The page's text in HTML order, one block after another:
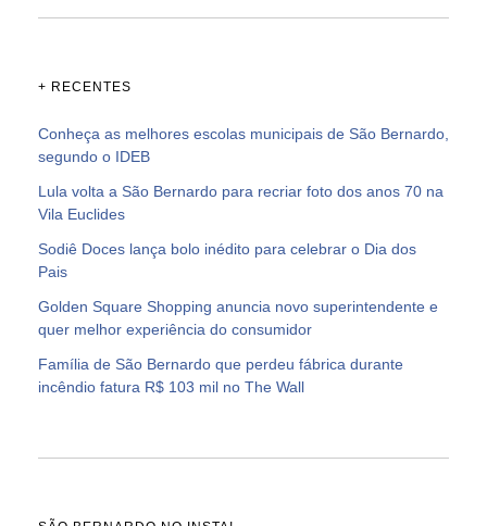
+ RECENTES
Conheça as melhores escolas municipais de São Bernardo,
segundo o IDEB
Lula volta a São Bernardo para recriar foto dos anos 70 na
Vila Euclides
Sodiê Doces lança bolo inédito para celebrar o Dia dos
Pais
Golden Square Shopping anuncia novo superintendente e
quer melhor experiência do consumidor
Família de São Bernardo que perdeu fábrica durante
incêndio fatura R$ 103 mil no The Wall